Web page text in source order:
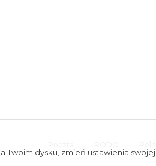
Twoim dysku, zmień ustawienia